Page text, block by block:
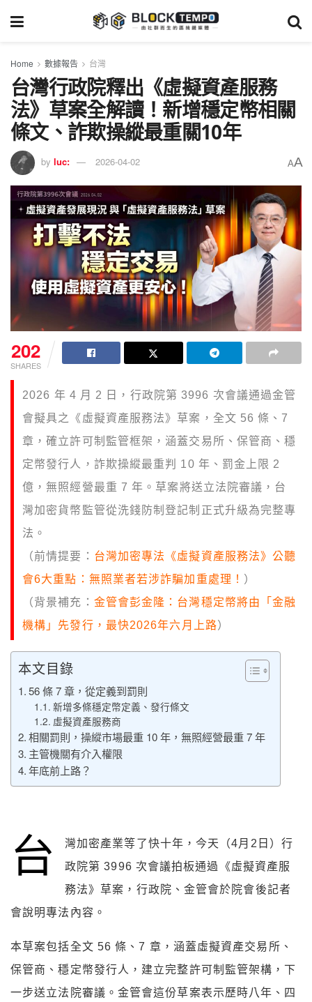
Home 數據報告 台灣
台灣行政院釋出《虛擬資產服務
法》草案全解讀！新增穩定幣相關
條文、詐欺操縱最重關10年
by luc: 2026-04-02 AA
202
SHARES
2026 年 4 月 2 日，行政院第 3996 次會議通過金管
會擬具之《虛擬資產服務法》草案，全文 56 條、7
章，確立許可制監管框架，涵蓋交易所、保管商、穩
定幣發行人，詐欺操縱最重判 10 年、罰金上限 2
億，無照經營最重 7 年。草案將送立法院審議，台
灣加密貨幣監管從洗錢防制登記制正式升級為完整專
法。
（前情提要： 台灣加密專法《虛擬資產服務法》公聽
會6大重點：無照業者若涉詐騙加重處理！ ）
（背景補充： 金管會彭金隆：台灣穩定幣將由「金融
機構」先發行，最快2026年六月上路）
本文目錄
56 條 7 章，從定義到罰則
新增多條穩定幣定義、發行條文
虛擬資產服務商
相關罰則，操縱市場最重 10 年，無照經營最重 7 年
主管機關有介入權限
年底前上路？
台
灣加密產業等了快十年，今天（4月2日）行
政院第 3996 次會議拍板通過《虛擬資產服
務法》草案，行政院、金管會於院會後記者
會說明專法內容。
本草案包括全文 56 條、7 章，涵蓋虛擬資產交易所、
保管商、穩定幣發行人，建立完整許可制監管架構，下
一步送立法院審議。金管會這份草案表示歷時八年、四